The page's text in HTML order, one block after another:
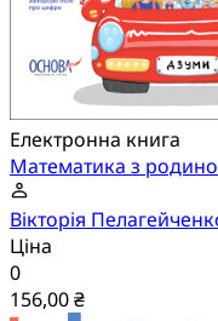
Електронна книга
Математика з
Вікторія
Ціна
0
156,00 ₴